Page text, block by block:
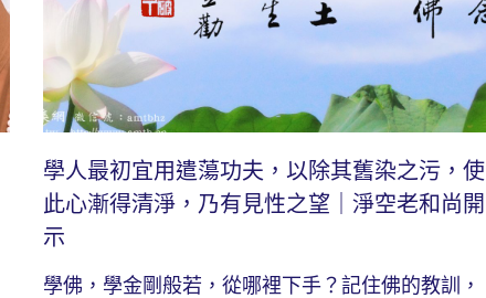
學人最初宜用遣蕩功夫，以除其舊染之污，使
此心漸得清淨，乃有見性之望｜淨空老和尚開
示
學佛，學金剛般若，從哪裡下手？記住佛的教訓，